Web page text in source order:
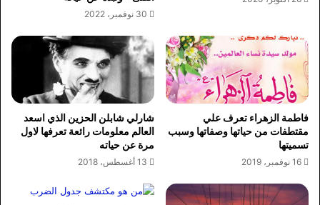
30 نوفمبر، 2022
فاطمة الزهراء تعرف علي
مقتطفات من حياتها وصفاتها وسبب
تسميتها
16 نوفمبر، 2019
شارلي شابلن الحزين الذي اسعد
العالم معلومات رائعة تعرفها لاول
مرة عن حياته
13 أغسطس، 2018